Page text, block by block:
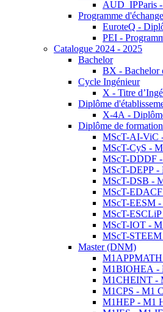
AUD_IPParis
Programme d'échange
EuroteQ -
PEI -
Catalogue 2024 - 2025
Bachelor
BX - Bachelor
Cycle Ingénieur
X - Titre
Diplôme
X-4A -
Diplôme de
MScT-AI-ViC
MScT-CyS -
MScT-DDDF -
MScT-DEPP -
MScT-DSB -
MScT-EDACF
MScT-EESM -
MScT-ESCLiP
MScT-IOT -
MScT-STEEM
Master (DNM)
M1APPMATH
M1BIOHEA -
M1CHEINT -
M1CPS - M1
M1HEP - M1